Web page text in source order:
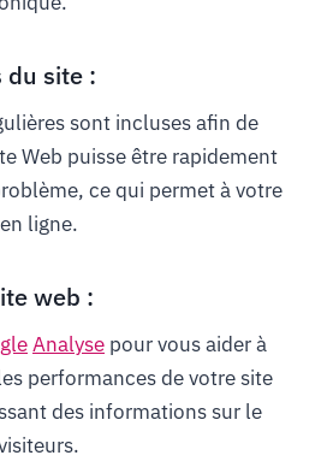
du site :
sont incluses afin de
Web puisse être rapidement
ce qui permet à votre
ligne.
web :
Analyse pour vous aider à
performances de votre site
des informations sur le